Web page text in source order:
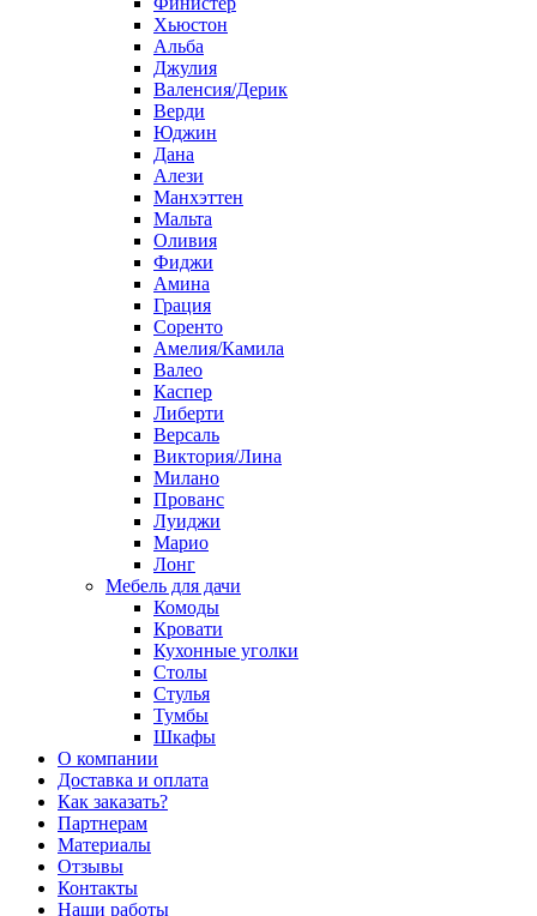
Хьюстон
Альба
Джулия
Валенсия/Дерик
Верди
Юджин
Дана
Алези
Манхэттен
Мальта
Оливия
Фиджи
Амина
Грация
Соренто
Амелия/Камила
Валео
Каспер
Либерти
Версаль
Виктория/Лина
Милано
Прованс
Луиджи
Марио
Лонг
Мебель для дачи
Комоды
Кровати
Кухонные уголки
Столы
Стулья
Тумбы
Шкафы
О компании
Доставка и оплата
Как заказать?
Партнерам
Материалы
Отзывы
Контакты
Наши работы